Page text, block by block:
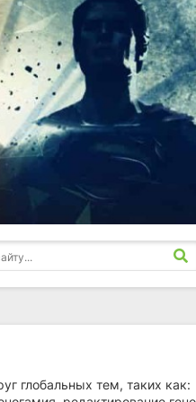
глобальных тем, таких как: